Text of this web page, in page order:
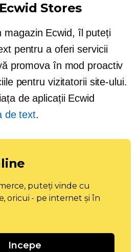
Stores
magazin Ecwid, îl puteți
pentru a oferi servicii
promova în mod proactiv
pentru vizitatorii site-ului.
de aplicații Ecwid
de text.
puteți vinde cu
oricui - pe internet și în
Incepe